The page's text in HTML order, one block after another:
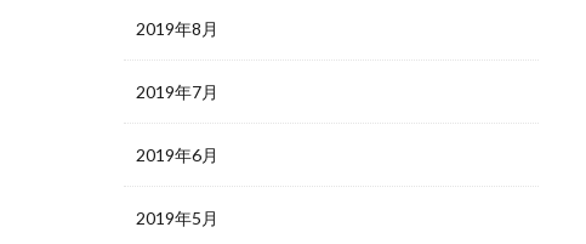
2019年8月
2019年7月
2019年6月
2019年5月